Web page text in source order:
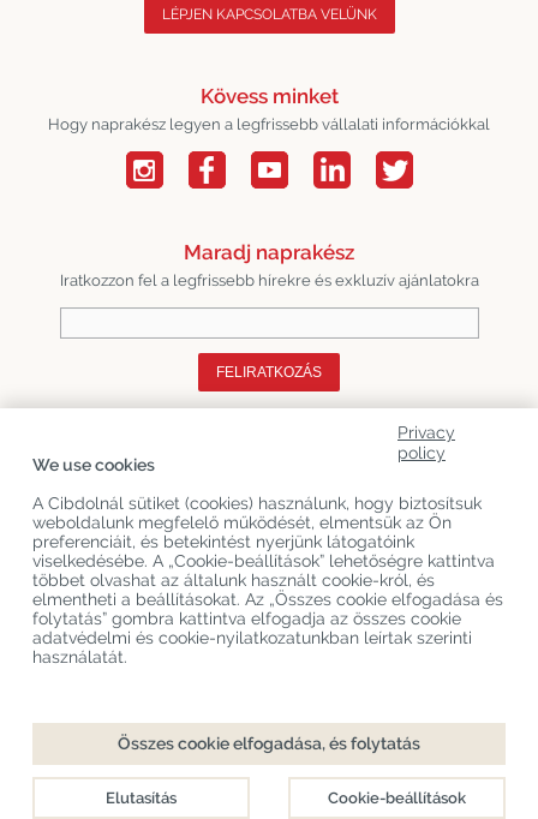
LÉPJEN KAPCSOLATBA VELÜNK
Kövess minket
Hogy naprakész legyen a legfrissebb vállalati információkkal
Maradj naprakész
Iratkozzon fel a legfrissebb hírekre és exkluzív ajánlatokra
FELIRATKOZÁS
Termékkategóriák
Vevőszolgálat
Legújabb CBD Blogok
Privacy
policy
We use cookies
A Cibdolnál sütiket (cookies) használunk, hogy biztosítsuk
weboldalunk megfelelő működését, elmentsük az Ön
preferenciáit, és betekintést nyerjünk látogatóink
viselkedésébe. A „Cookie-beállítások” lehetőségre kattintva
többet olvashat az általunk használt cookie-król, és
elmentheti a beállításokat. Az „Összes cookie elfogadása és
folytatás” gombra kattintva elfogadja az összes cookie
adatvédelmi és cookie-nyilatkozatunkban leírtak szerinti
használatát.
Összes cookie elfogadása, és folytatás
Elutasítás Cookie-beállítások
Copyright © CibdolLast updated 06-08-2026